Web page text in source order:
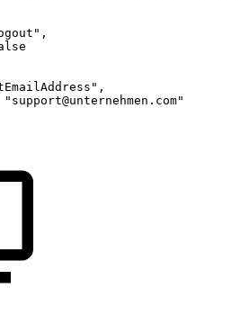
,
,
"support@unternehmen.com"